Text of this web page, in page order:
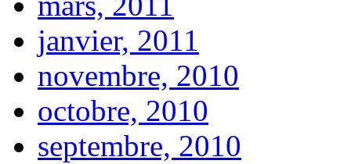
janvier, 2011
novembre, 2010
octobre, 2010
septembre, 2010